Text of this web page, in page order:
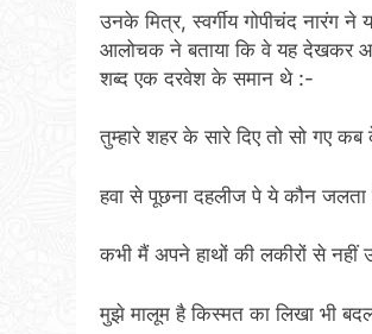
उनके मित्र, स्वर्गीय गोपीचंद नारंग
आलोचक ने बताया कि वे यह देखकर
शब्द एक दरवेश के समान थे :-
तुम्हारे शहर के सारे दिए तो सो गए
हवा से पूछना दहलीज पे ये कौन जलता
कभी मैं अपने हाथों की लकीरों से नहीं
मुझे मालूम है किस्मत का लिखा भी